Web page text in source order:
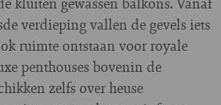
verdieping vallen de gevels iets
ruimte ontstaan voor royale
penthouses bovenin de
zelfs over heuse